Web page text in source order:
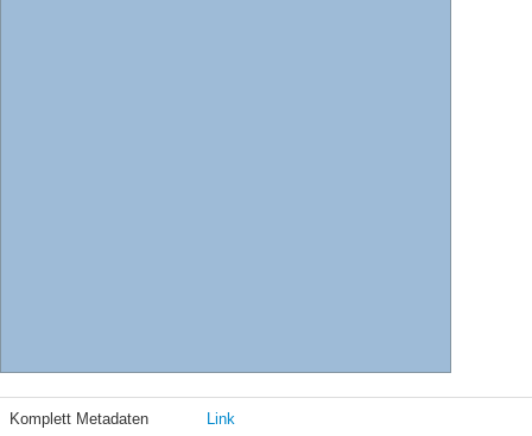
Komplett Metadaten Link